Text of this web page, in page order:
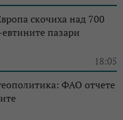
скочиха над 700
пазари
18:05
ФАО отчете